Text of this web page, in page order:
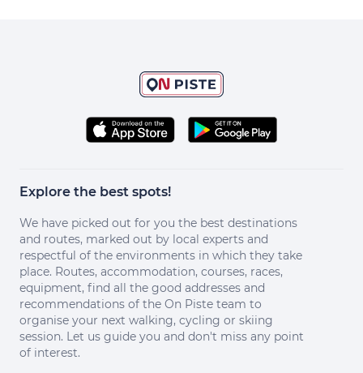
Explore the best spots!
We have picked out for you the best destinations
and routes, marked out by local experts and
respectful of the environments in which they take
place. Routes, accommodation, courses, races,
equipment, find all the good addresses and
recommendations of the On Piste team to
organise your next walking, cycling or skiing
session. Let us guide you and don't miss any point
of interest.